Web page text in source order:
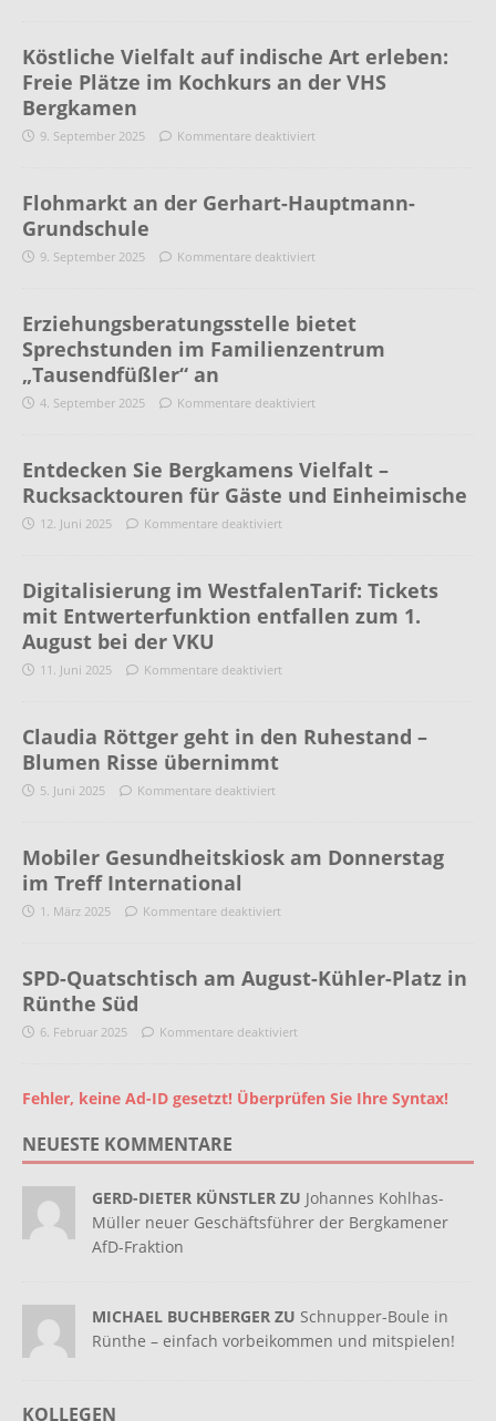
Köstliche Vielfalt auf indische Art erleben:
Freie Plätze im Kochkurs an der VHS
Bergkamen
9. September 2025 Kommentare deaktiviert
Flohmarkt an der Gerhart-Hauptmann-
Grundschule
9. September 2025 Kommentare deaktiviert
Erziehungsberatungsstelle bietet
Sprechstunden im Familienzentrum
„Tausendfüßler“ an
4. September 2025 Kommentare deaktiviert
Entdecken Sie Bergkamens Vielfalt –
Rucksacktouren für Gäste und Einheimische
12. Juni 2025 Kommentare deaktiviert
Digitalisierung im WestfalenTarif: Tickets
mit Entwerterfunktion entfallen zum 1.
August bei der VKU
11. Juni 2025 Kommentare deaktiviert
Claudia Röttger geht in den Ruhestand –
Blumen Risse übernimmt
5. Juni 2025 Kommentare deaktiviert
Mobiler Gesundheitskiosk am Donnerstag
im Treff International
1. März 2025 Kommentare deaktiviert
SPD-Quatschtisch am August-Kühler-Platz in
Rünthe Süd
6. Februar 2025 Kommentare deaktiviert
Fehler, keine Ad-ID gesetzt! Überprüfen Sie Ihre Syntax!
NEUESTE KOMMENTARE
GERD-DIETER KÜNSTLER ZU Johannes Kohlhas-
Müller neuer Geschäftsführer der Bergkamener
AfD-Fraktion
MICHAEL BUCHBERGER ZU Schnupper-Boule in
Rünthe – einfach vorbeikommen und mitspielen!
KOLLEGEN